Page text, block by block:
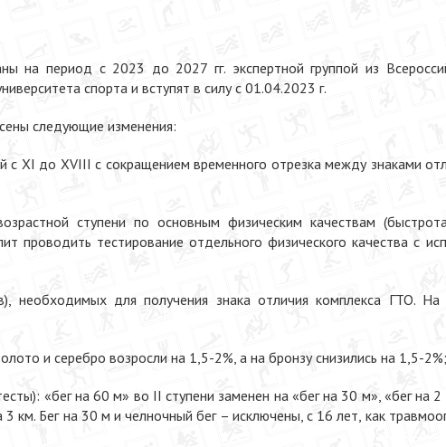
на период с 2023 до 2027 гг. экспертной группой из
спорта и вступят в силу с 01.04.2023 г.
следующие изменения:
с XI до XVIII с сокращением временного отрезка между знаками
ступени по основным физическим качествам
тестирование отдельного физического качества с
необходимых для получения знака отличия комплекса ГТО.
и серебро возросли на 1,5-2%, а на бронзу снизились на 1,5-2%;
«бег на 60 м» во II ступени заменен на «бег на 30 м», «бег на
км. Бег на 30 м и челночный бег – исключены, с 16 лет, как